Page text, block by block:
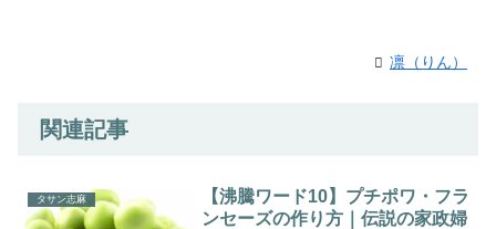
凛（りん）
関連記事
タサン志麻
【沸騰ワード10】プチポワ・フラ
ンセーズの作り方｜伝説の家政婦